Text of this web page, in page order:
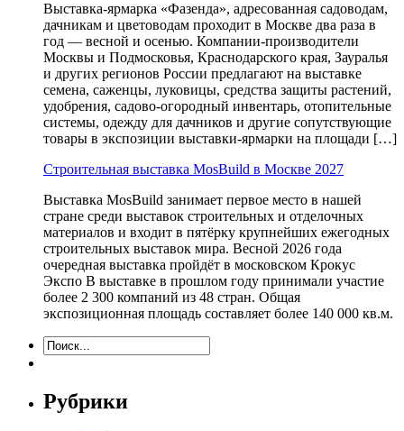
Выставка-ярмарка «Фазенда», адресованная садоводам,
дачникам и цветоводам проходит в Москве два раза в
год — весной и осенью. Компании-производители
Москвы и Подмосковья, Краснодарского края, Зауралья
и других регионов России предлагают на выставке
семена, саженцы, луковицы, средства защиты растений,
удобрения, садово-огородный инвентарь, отопительные
системы, одежду для дачников и другие сопутствующие
товары в экспозиции выставки-ярмарки на площади […]
Строительная выставка MosBuild в Москве 2027
Выставка MosBuild занимает первое место в нашей
стране среди выставок строительных и отделочных
материалов и входит в пятёрку крупнейших ежегодных
строительных выставок мира. Весной 2026 года
очередная выставка пройдёт в московском Крокус
Экспо В выставке в прошлом году принимали участие
более 2 300 компаний из 48 стран. Общая
экспозиционная площадь составляет более 140 000 кв.м.
Рубрики